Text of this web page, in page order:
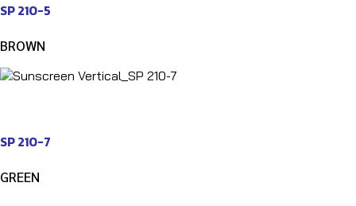
SP 210-5
BROWN
SP 210-7
GREEN